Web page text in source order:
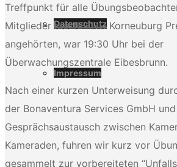
Datenschutz
Impressum
Treffpunkt für alle
Mitglieder des BFKDO Korneuburg
angehörten, war 19:30 Uhr bei der
Überwachungszentrale Eibesbrunn.
Nach einer kurzen Unterweisung
der Bonaventura Services GmbH
Gesprächsaustausch zwischen
Kameraden, fuhren wir kurz vor
gesammelt zur vorbereiteten